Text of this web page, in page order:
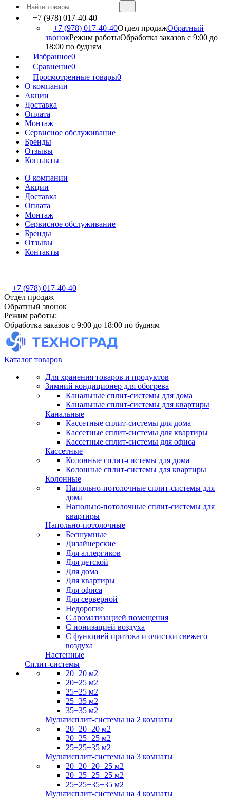
+7 (978) 017-40-40
+7 (978) 017-40-40Отдел продажОбратный
звонокРежим работыОбработка заказов с 9:00 до
18:00 по будням
Избранное0
Сравнение0
Просмотренные товары0
О компании
Акции
Доставка
Оплата
Монтаж
Сервисное обслуживание
Бренды
Отзывы
Контакты
О компании
Акции
Доставка
Оплата
Монтаж
Сервисное обслуживание
Бренды
Отзывы
Контакты
+7 (978) 017-40-40
Отдел продаж
Обратный звонок
Режим работы:
Обработка заказов с 9:00 до 18:00 по будням
Каталог товаров
Для хранения товаров и продуктов
Зимний кондиционер для обогрева
Канальные сплит-системы для дома
Канальные сплит-системы для квартиры
Канальные
Кассетные сплит-системы для дома
Кассетные сплит-системы для квартиры
Кассетные сплит-системы для офиса
Кассетные
Колонные сплит-системы для дома
Колонные сплит-системы для квартиры
Колонные
Напольно-потолочные сплит-системы для
дома
Напольно-потолочные сплит-системы для
квартиры
Напольно-потолочные
Бесшумные
Дизайнерские
Для аллергиков
Для детской
Для дома
Для квартиры
Для офиса
Для серверной
Недорогие
С ароматизацией помещения
С ионизацией воздуха
С функцией притока и очистки свежего
воздуха
Настенные
Сплит-системы
20+20 м2
20+25 м2
25+25 м2
25+35 м2
35+35 м2
Мультисплит-системы на 2 комнаты
20+20+20 м2
20+25+25 м2
25+25+35 м2
Мультисплит-системы на 3 комнаты
20+20+20+25 м2
20+25+25+25 м2
25+25+35+35 м2
Мультисплит-системы на 4 комнаты